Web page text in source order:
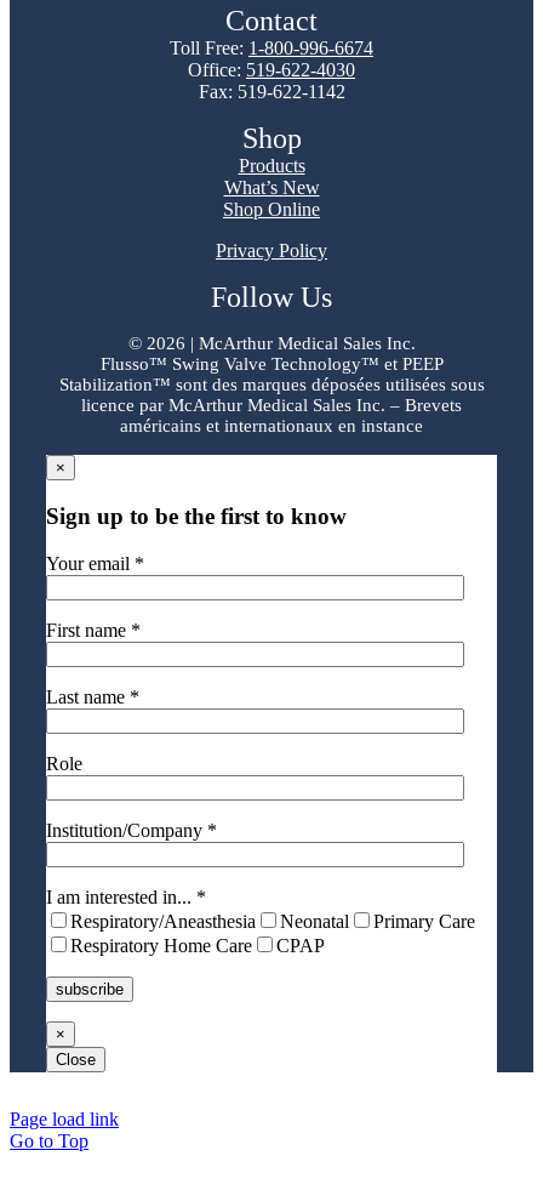
Contact
Toll Free: 1-800-996-6674
Office: 519-622-4030
Fax: 519-622-1142
Shop
Products
What’s New
Shop Online
Privacy Policy
Follow Us
© 2026 | McArthur Medical Sales Inc.
Flusso™ Swing Valve Technology™ et PEEP
Stabilization™ sont des marques déposées utilisées sous
licence par McArthur Medical Sales Inc. – Brevets
américains et internationaux en instance
×
Sign up to be the first to know
Your email *
First name *
Last name *
Role
Institution/Company *
I am interested in... *
Respiratory/Aneasthesia
Neonatal
Primary Care
Respiratory Home Care
CPAP
×
Close
Page load link
Go to Top